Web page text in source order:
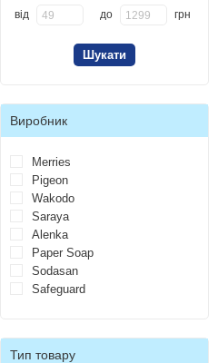
від до грн
Виробник
Merries
Pigeon
Wakodo
Saraya
Alenka
Paper Soap
Sodasan
Safeguard
Тип товару